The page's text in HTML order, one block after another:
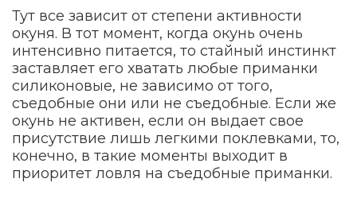
Тут все зависит от степени активности
окуня. В тот момент, когда окунь очень
интенсивно питается, то стайный инстинкт
заставляет его хватать любые приманки
силиконовые, не зависимо от того,
съедобные они или не съедобные. Если же
окунь не активен, если он выдает свое
присутствие лишь легкими поклевками, то,
конечно, в такие моменты выходит в
приоритет ловля на съедобные приманки.